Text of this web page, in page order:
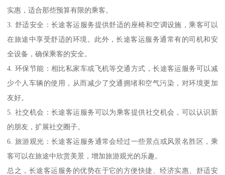
实惠，适合那些预算有限的乘客。
3. 舒适安全：长途客运服务提供舒适的座椅和空调设施，乘客可以
在旅途中享受舒适的环境。此外，长途客运服务通常有的司机和安
全设备，确保乘客的安全。
4. 环保节能：相比私家车或飞机等交通方式，长途客运服务可以减
少个人车辆的使用，从而减少了交通拥堵和空气污染，对环境更加
友好。
5. 社交机会：长途客运服务可以为乘客提供社交机会，可以认识新
的朋友，扩展社交圈子。
6. 旅游观光：长途客运服务通常会经过一些景点或风景名胜区，乘
客可以在旅途中欣赏美景，增加旅游观光的乐趣。
总之，长途客运服务的优势在于它的方便快捷、经济实惠、舒适安